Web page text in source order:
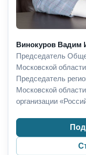
Винокуров Вадим
Председатель
Московской области
Председатель
Московской
организации